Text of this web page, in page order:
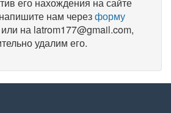
нам черезформу
или на latrom177@gmail.com,
удалим его.